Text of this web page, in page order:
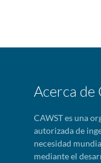
Acerca de
CAWST es una
autorizada de
necesidad
mediante el